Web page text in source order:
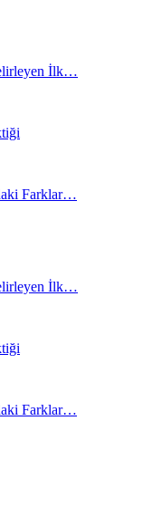
İlk…
Farklar…
İlk…
Farklar…